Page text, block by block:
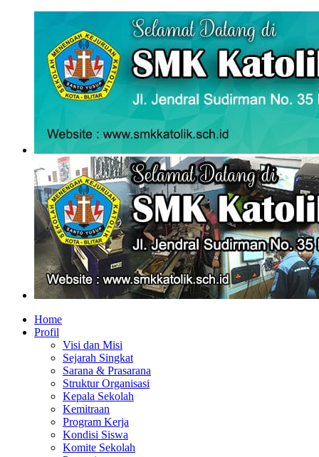
Home
Profil
Visi dan Misi
Sejarah Singkat
Sarana & Prasarana
Struktur Organisasi
Kepala Sekolah
Kemitraan
Program Kerja
Kondisi Siswa
Komite Sekolah